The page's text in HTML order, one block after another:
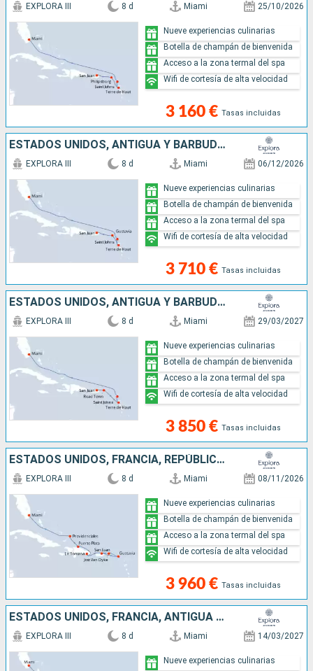
EXPLORA III 8 d Miami 25/10/2026
3 160 € Tasas incluidas
Nueve experiencias culinarias
Botella de champán de bienvenida
Acceso a la zona termal del spa
Wifi de cortesía de alta velocidad
ESTADOS UNIDOS, ANTIGUA Y BARBUDA, GUADALUPE, FRANCIA, PORTO RICO
EXPLORA III 8 d Miami 06/12/2026
3 710 € Tasas incluidas
Nueve experiencias culinarias
Botella de champán de bienvenida
Acceso a la zona termal del spa
Wifi de cortesía de alta velocidad
ESTADOS UNIDOS, ANTIGUA Y BARBUDA, GUADALUPE, TÓRTOLA, PORTO RICO
EXPLORA III 8 d Miami 29/03/2027
3 850 € Tasas incluidas
Nueve experiencias culinarias
Botella de champán de bienvenida
Acceso a la zona termal del spa
Wifi de cortesía de alta velocidad
ESTADOS UNIDOS, FRANCIA, REPÚBLICA DOMINICANA, JOST VAN DYKE, PORTO RICO
EXPLORA III 8 d Miami 08/11/2026
3 960 € Tasas incluidas
Nueve experiencias culinarias
Botella de champán de bienvenida
Acceso a la zona termal del spa
Wifi de cortesía de alta velocidad
ESTADOS UNIDOS, FRANCIA, ANTIGUA Y BARBUDA, DOMINICA, SAN VINCENT Y LAS GRANADINAS, BARBADOS
EXPLORA III 8 d Miami 14/03/2027
Nueve experiencias culinarias